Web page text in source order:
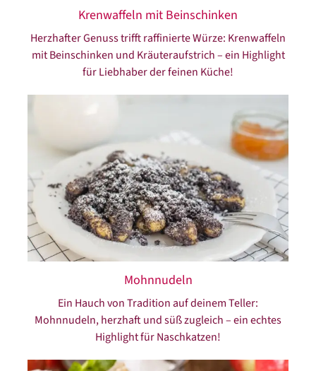
Krenwaffeln mit Beinschinken
Herzhafter Genuss trifft raffinierte Würze: Krenwaffeln
mit Beinschinken und Kräuteraufstrich – ein Highlight
für Liebhaber der feinen Küche!
Mohnnudeln
Ein Hauch von Tradition auf deinem Teller:
Mohnnudeln, herzhaft und süß zugleich – ein echtes
Highlight für Naschkatzen!